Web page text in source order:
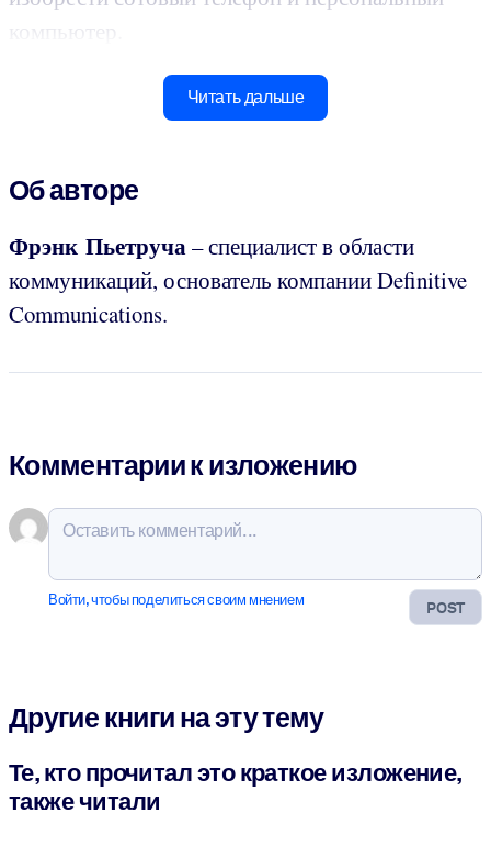
Читать дальше
Об авторе
Фрэнк Пьетруча– специалист в области
коммуникаций, основатель компании Definitive
Communications.
Комментарии к изложению
POST
Войти, чтобы поделиться своим мнением
Другие книги на эту тему
Те, кто прочитал это краткое изложение,
также читали